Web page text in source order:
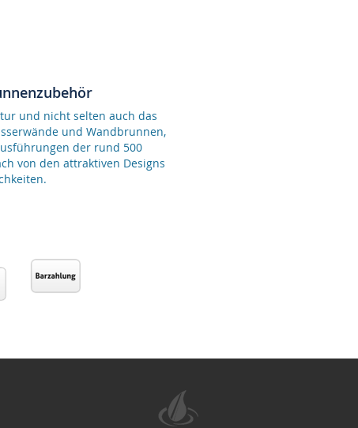
und nicht selten auch das
und Wandbrunnen,
der rund 500
von den attraktiven Designs